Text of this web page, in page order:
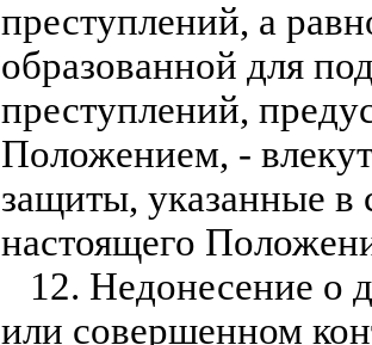
преступлений, а
образованной для
преступлений,
Положением, -
защиты, указанные в
настоящего
12. Недонесение о
или совершенном